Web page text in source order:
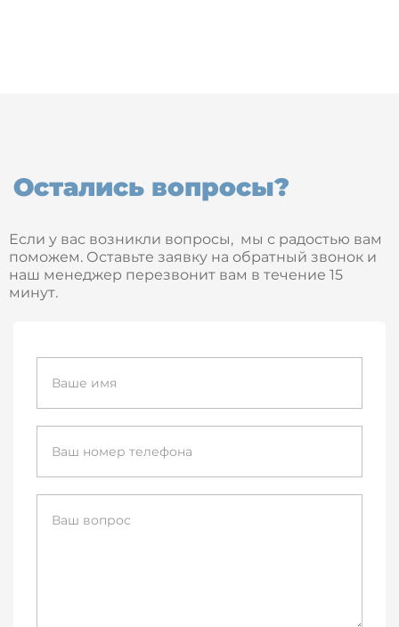
Остались вопросы?
Если у вас возникли вопросы, мы с радостью вам
поможем. Оставьте заявку на обратный звонок и
наш менеджер перезвонит вам в течение 15
минут.